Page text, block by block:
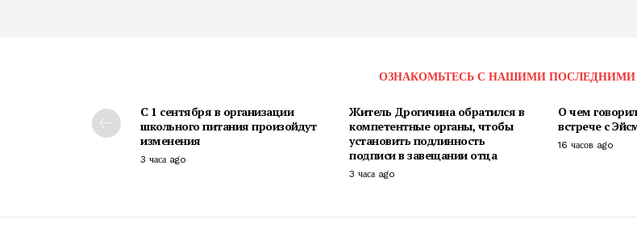
ОЗНАКОМЬТЕСЬ С НАШИМИ ПОСЛЕДНИМИ
С 1 сентября в организации
школьного питания произойдут
изменения
3 часа ago
Житель Дрогичина обратился в
компетентные органы, чтобы
установить подлинность
подписи в завещании отца
3 часа ago
О чем
встрече с
16 часов ago